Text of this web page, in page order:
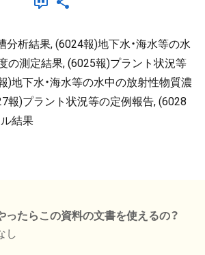
分析結果, (6024報)地下水・海水等の水
の測定結果, (6025報)プラント状況等
)地下水・海水等の水中の放射性物質濃
報)プラント状況等の定例報告, (6028
結果
ったらこの資料の文書を使えるの？
し